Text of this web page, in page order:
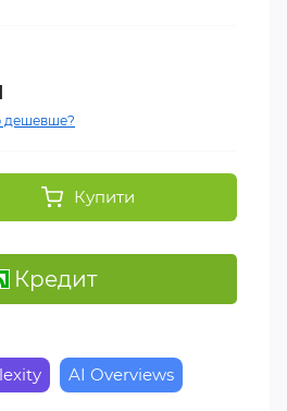
дешевше?
Купити
Кредит
AI Overviews